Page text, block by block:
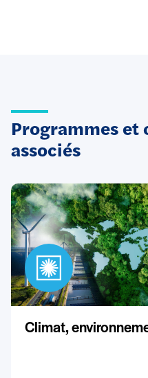
Programmes et
associés
Climat,